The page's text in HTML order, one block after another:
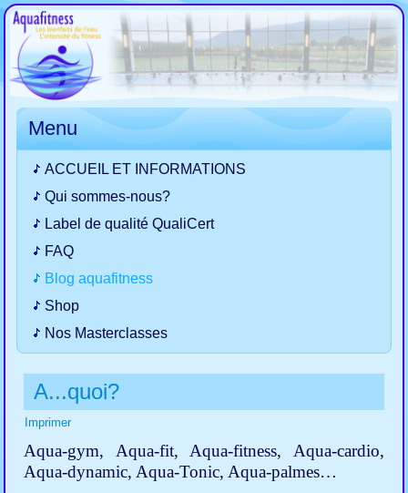
Menu
ACCUEIL ET INFORMATIONS
Qui sommes-nous?
Label de qualité QualiCert
FAQ
Blog aquafitness
Shop
Nos Masterclasses
A...quoi?
Imprimer
Aqua-gym, Aqua-fit, Aqua-fitness, Aqua-cardio,
Aqua-dynamic, Aqua-Tonic, Aqua-palmes…